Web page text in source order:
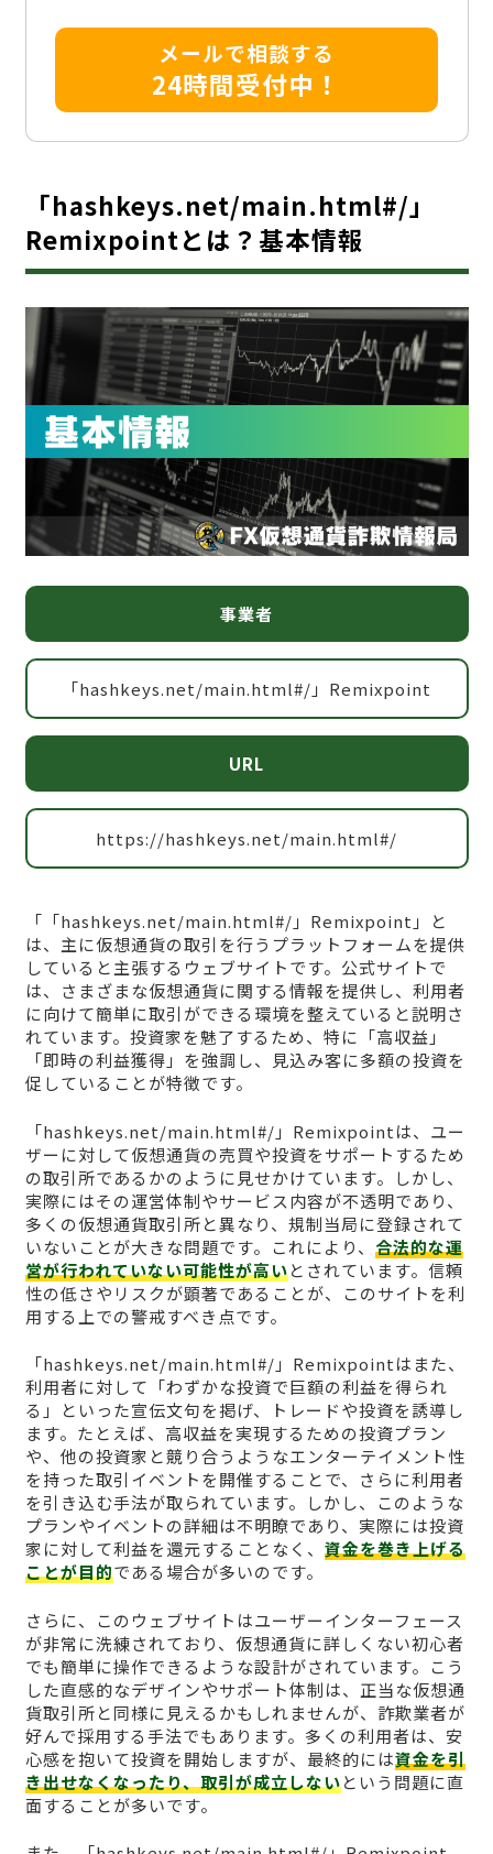
メールで相談する
24時間受付中！
「hashkeys.net/main.html#/」
Remixpointとは？基本情報
事業者
「hashkeys.net/main.html#/」Remixpoint
URL
https://hashkeys.net/main.html#/
「「hashkeys.net/main.html#/」Remixpoint」と
は、主に仮想通貨の取引を行うプラットフォームを提供
していると主張するウェブサイトです。公式サイトで
は、さまざまな仮想通貨に関する情報を提供し、利用者
に向けて簡単に取引ができる環境を整えていると説明さ
れています。投資家を魅了するため、特に「高収益」
「即時の利益獲得」を強調し、見込み客に多額の投資を
促していることが特徴です。
「hashkeys.net/main.html#/」Remixpointは、ユー
ザーに対して仮想通貨の売買や投資をサポートするため
の取引所であるかのように見せかけています。しかし、
実際にはその運営体制やサービス内容が不透明であり、
多くの仮想通貨取引所と異なり、規制当局に登録されて
いないことが大きな問題です。これにより、 合法的な運
営が行われていない可能性が高いとされています。信頼
性の低さやリスクが顕著であることが、このサイトを利
用する上での警戒すべき点です。
「hashkeys.net/main.html#/」Remixpointはまた、
利用者に対して「わずかな投資で巨額の利益を得られ
る」といった宣伝文句を掲げ、トレードや投資を誘導し
ます。たとえば、高収益を実現するための投資プラン
や、他の投資家と競り合うようなエンターテイメント性
を持った取引イベントを開催することで、さらに利用者
を引き込む手法が取られています。しかし、このような
プランやイベントの詳細は不明瞭であり、実際には投資
家に対して利益を還元することなく、 資金を巻き上げる
ことが目的である場合が多いのです。
さらに、このウェブサイトはユーザーインターフェース
が非常に洗練されており、仮想通貨に詳しくない初心者
でも簡単に操作できるような設計がされています。こう
した直感的なデザインやサポート体制は、正当な仮想通
貨取引所と同様に見えるかもしれませんが、詐欺業者が
好んで採用する手法でもあります。多くの利用者は、安
心感を抱いて投資を開始しますが、最終的には資金を引
き出せなくなったり、取引が成立しないという問題に直
面することが多いです。